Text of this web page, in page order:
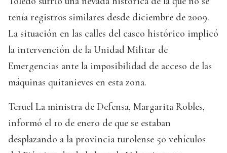
tenía registros similares desde diciembre de 2009.
La situación en las calles del casco histórico implicó
la intervención de la Unidad Militar de
Emergencias ante la imposibilidad de acceso de las
máquinas quitanieves en esta zona.
Teruel La ministra de Defensa, Margarita Robles,
informó el 10 de enero de que se estaban
desplazando a la provincia turolense 50 vehículos